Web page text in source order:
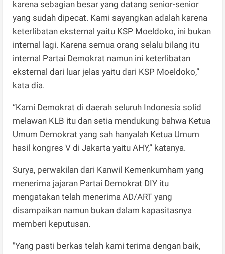
karena sebagian besar yang datang senior-senior
yang sudah dipecat. Kami sayangkan adalah karena
keterlibatan eksternal yaitu KSP Moeldoko, ini bukan
internal lagi. Karena semua orang selalu bilang itu
internal Partai Demokrat namun ini keterlibatan
eksternal dari luar jelas yaitu dari KSP Moeldoko,”
kata dia.
“Kami Demokrat di daerah seluruh Indonesia solid
melawan KLB itu dan setia mendukung bahwa Ketua
Umum Demokrat yang sah hanyalah Ketua Umum
hasil kongres V di Jakarta yaitu AHY,” katanya.
Surya, perwakilan dari Kanwil Kemenkumham yang
menerima jajaran Partai Demokrat DIY itu
mengatakan telah menerima AD/ART yang
disampaikan namun bukan dalam kapasitasnya
memberi keputusan.
"Yang pasti berkas telah kami terima dengan baik,